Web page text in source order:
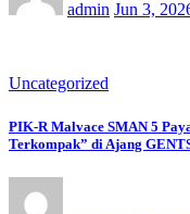
admin Jun 3,
Uncategorized
PIK-R Malvace SMAN 5
Terkompak” di Ajang